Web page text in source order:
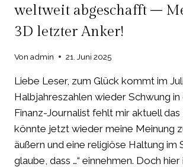
weltweit abgeschafft –
3D letzter Anker!
Von admin 21. Juni 2025
Liebe Leser, zum Glück kommt im
Halbjahreszahlen wieder Schwung in
Finanz-Journalist fehlt mir aktuell das
könnte jetzt wieder meine Meinung
äußern und eine religiöse Haltung im
glaube, dass …“ einnehmen. Doch